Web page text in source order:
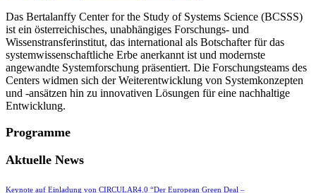
Das Bertalanffy Center for the Study of Systems Science (BCSSS)
ist ein österreichisches, unabhängiges Forschungs- und
Wissenstransferinstitut, das international als Botschafter für das
systemwissenschaftliche Erbe anerkannt ist und modernste
angewandte Systemforschung präsentiert. Die Forschungsteams des
Centers widmen sich der Weiterentwicklung von Systemkonzepten
und -ansätzen hin zu innovativen Lösungen für eine nachhaltige
Entwicklung.
Programme
Aktuelle News
Keynote auf Einladung von CIRCULAR4.0 “Der European Green Deal –